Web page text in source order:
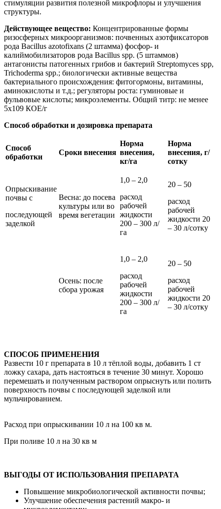
стимуляции развития полезной микрофлоры и улучшения
структуры.
Действующее вещество: Концентрированные формы
ризосферных микроорганизмов: почвенных азотфиксаторов
рода Вacillus azotofixans (2 штамма) фосфор- и
калиймобилизаторов рода Вacillus spp. (5 штаммов)
антагонисты патогенных грибов и бактерий Streptomyces spp,
Trichoderma spp.; биологически активные вещества
бактериального происхождения: фитогормоны, витамины,
аминокислоты и т.д.; регуляторы роста: гуминовые и
фульвовые кислоты; микроэлементы. Общий титр: не менее
5х109 КОЕ/г
Способ обработки и дозировка препарата
Способ
обработки
Сроки внесения
Норма
внесения,
кг/га
Норма
внесения, г/
сотку
Опрыскивание
почвы с
последующей
заделкой
Весна: до посева
культуры или во
время вегетации
1,0 – 2,0
расход
рабочей
жидкости
200 – 300 л/
га
20 – 50
расход
рабочей
жидкости 20
– 30 л/сотку
Осень: после
сбора урожая
1,0 – 2,0
расход
рабочей
жидкости
200 – 300 л/
га
20 – 50
расход
рабочей
жидкости 20
– 30 л/сотку
СПОСОБ ПРИМЕНЕНИЯ
Развести 10 г препарата в 10 л тёплой воды, добавить 1 ст
ложку сахара, дать настояться в течение 30 минут. Хорошо
перемешать и полученным раствором опрыснуть или полить
поверхность почвы с последующей заделкой или
мульчированием.
Расход при опрыскивании 10 л на 100 кв м.
При поливе 10 л на 30 кв м
ВЫГОДЫ ОТ ИСПОЛЬЗОВАНИЯ ПРЕПАРАТА
Повышение микробиологической активности почвы;
Улучшение обеспечения растений макро- и